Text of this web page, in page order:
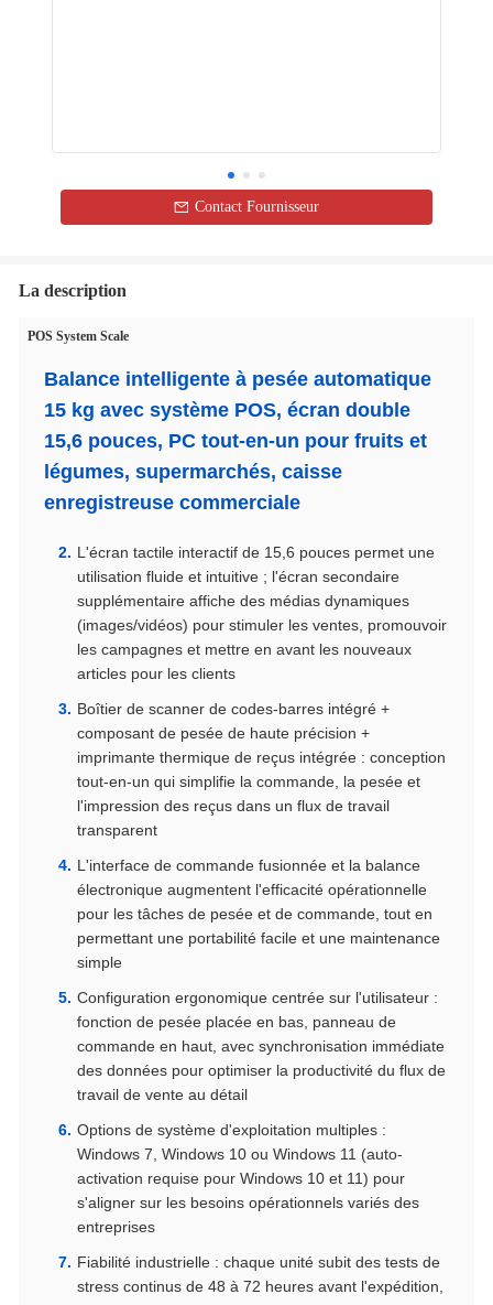
Contact Fournisseur
La description
POS System Scale
Balance intelligente à pesée automatique
15 kg avec système POS, écran double
15,6 pouces, PC tout-en-un pour fruits et
légumes, supermarchés, caisse
enregistreuse commerciale
L'écran tactile interactif de 15,6 pouces permet une
utilisation fluide et intuitive ; l'écran secondaire
supplémentaire affiche des médias dynamiques
(images/vidéos) pour stimuler les ventes, promouvoir
les campagnes et mettre en avant les nouveaux
articles pour les clients
Boîtier de scanner de codes-barres intégré +
composant de pesée de haute précision +
imprimante thermique de reçus intégrée : conception
tout-en-un qui simplifie la commande, la pesée et
l'impression des reçus dans un flux de travail
transparent
L'interface de commande fusionnée et la balance
électronique augmentent l'efficacité opérationnelle
pour les tâches de pesée et de commande, tout en
permettant une portabilité facile et une maintenance
simple
Configuration ergonomique centrée sur l'utilisateur :
fonction de pesée placée en bas, panneau de
commande en haut, avec synchronisation immédiate
des données pour optimiser la productivité du flux de
travail de vente au détail
Options de système d'exploitation multiples :
Windows 7, Windows 10 ou Windows 11 (auto-
activation requise pour Windows 10 et 11) pour
s'aligner sur les besoins opérationnels variés des
entreprises
Fiabilité industrielle : chaque unité subit des tests de
stress continus de 48 à 72 heures avant l'expédition,